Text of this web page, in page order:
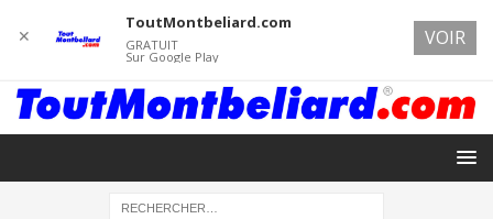
✕
ToutMontbeliard.com
GRATUIT
Sur Google Play
VOIR